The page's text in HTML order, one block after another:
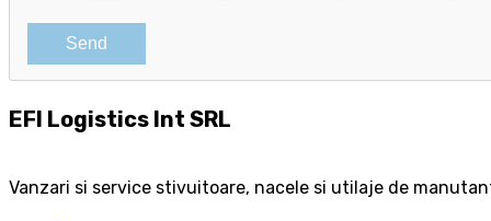
EFI Logistics Int SRL
Vanzari si service stivuitoare, nacele si utilaje de